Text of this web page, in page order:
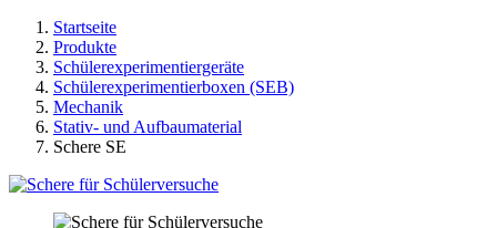
Startseite
Produkte
Schülerexperimentiergeräte
Schülerexperimentierboxen (SEB)
Mechanik
Stativ- und Aufbaumaterial
Schere SE